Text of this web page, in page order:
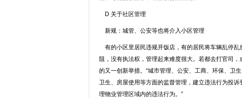
D 关于社区管理
新规：城管、公安等也将介入小区管理
有的小区里居民违规开饭店，有的居民将车辆乱停
阻，没有执法权，管理起来难度很大。若都去打官司
的又一创新举措。“城市管理、公安、工商、环保、卫
卫生、房屋使用等方面的监督管理，建立违法行为投
理物业管理区域内的违法行为。”